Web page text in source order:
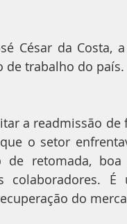
César da
de trabalho do país.
a readmissão
o setor
retomada,
colaboradores.
do